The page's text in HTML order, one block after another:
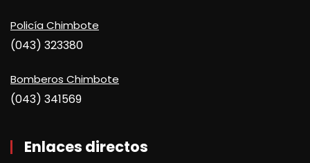
Policía Chimbote
(043) 323380
Bomberos Chimbote
(043) 341569
Enlaces directos